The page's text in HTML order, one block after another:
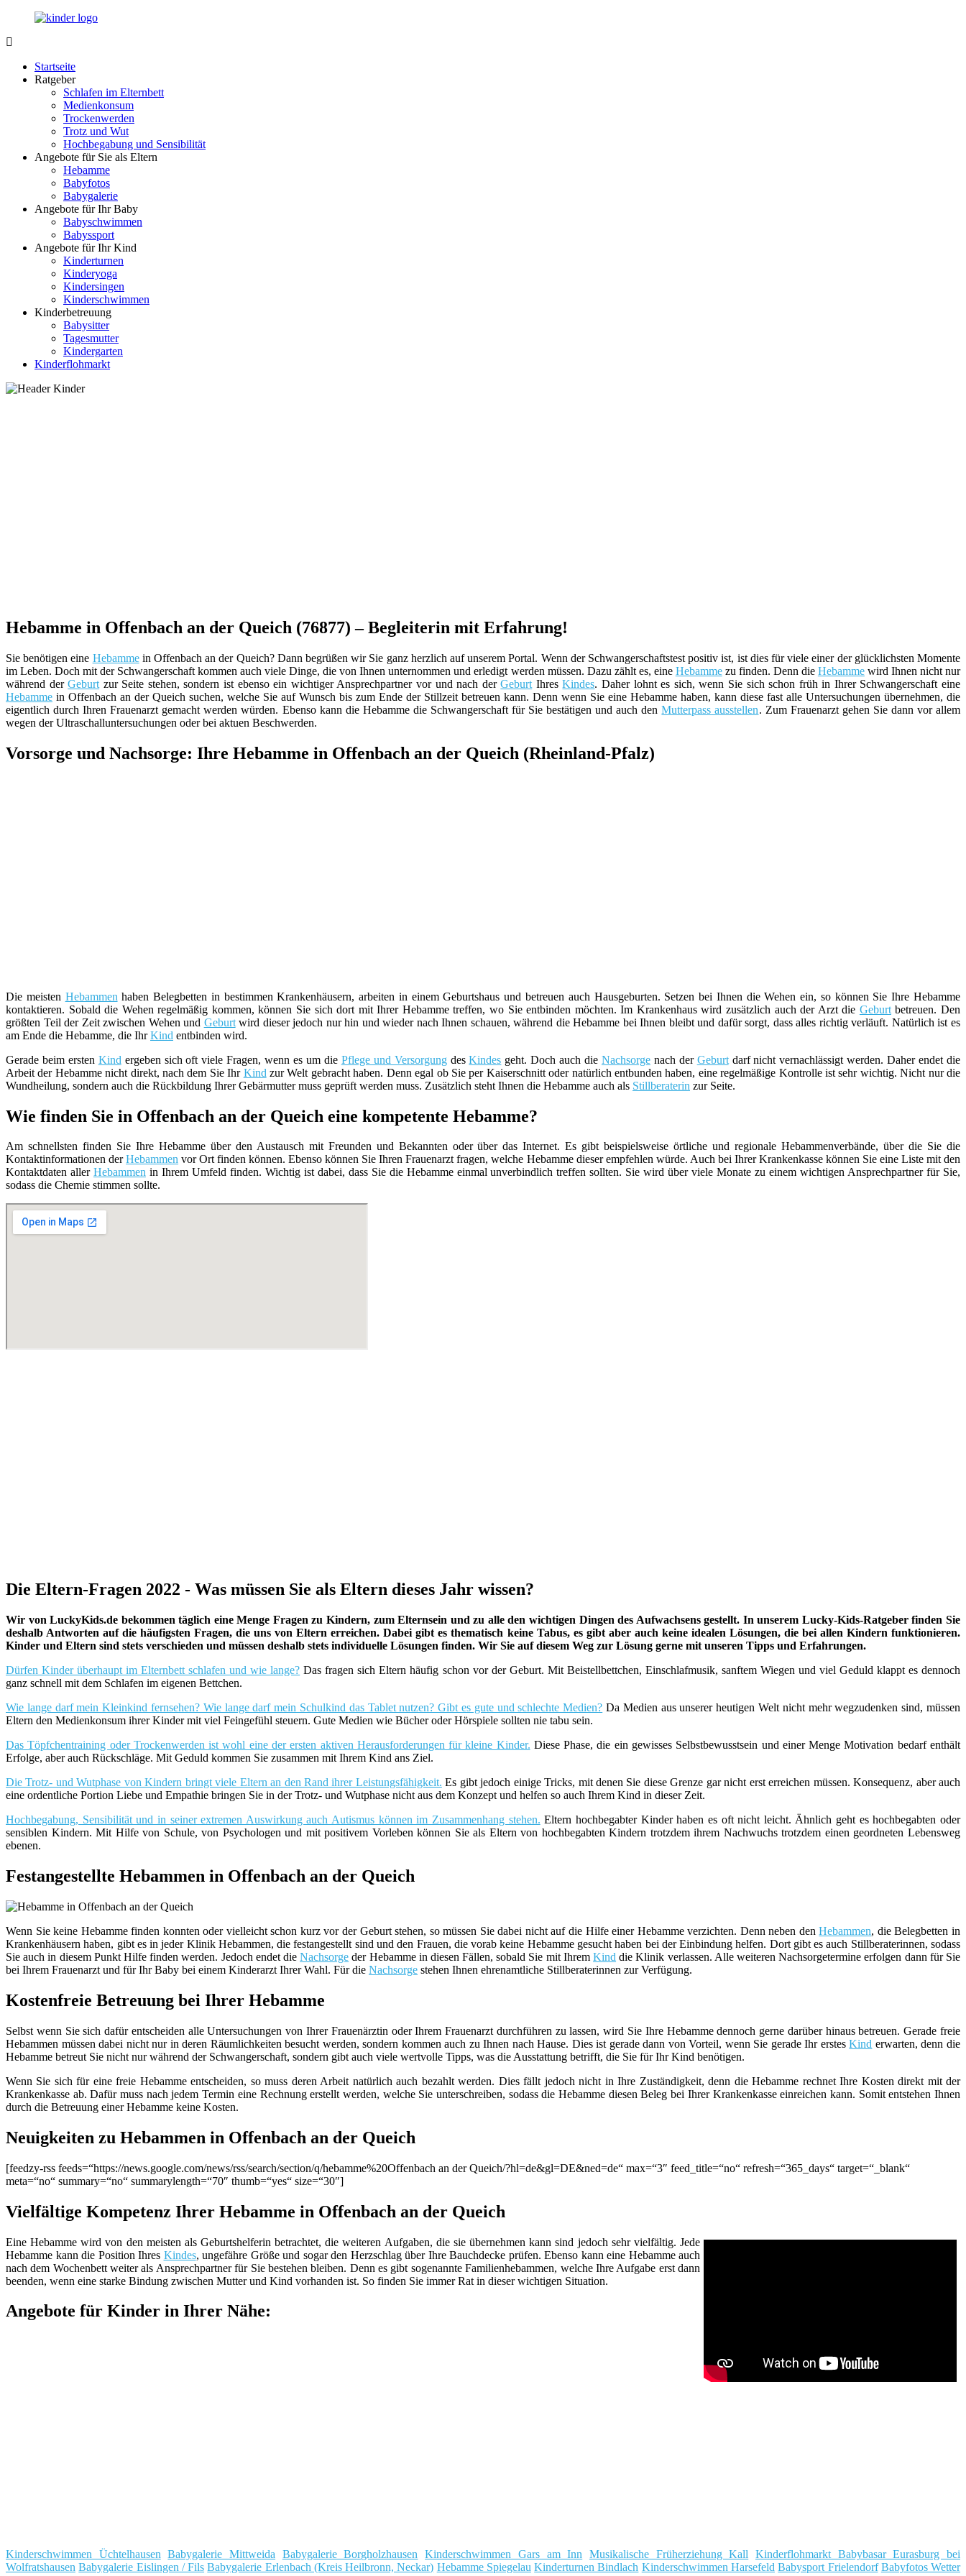
Zurück
Inhalt
Portal
Nachwuchs
Startseite
Ratgeber
Schlafen im Elternbett
Medienkonsum
Trockenwerden
Trotz und Wut
Hochbegabung und Sensibilität
Angebote für Sie als Eltern
Hebamme
Babyfotos
Babygalerie
Angebote für Ihr Baby
Babyschwimmen
Babyssport
Angebote für Ihr Kind
Kinderturnen
Kinderyoga
Kindersingen
Kinderschwimmen
Kinderbetreuung
Babysitter
Tagesmutter
Kindergarten
Kinderflohmarkt
Hebamme in Offenbach an der Queich (76877) – Begleiterin mit Erfahrung!
Sie benötigen eine Hebammein Offenbach an der Queich? Dann begrüßen wir Sie ganz herzlich auf unserem Portal. Wenn der Schwangerschaftstest positiv ist, ist dies für viele einer der glücklichsten Momente
im Leben. Doch mit der Schwangerschaft kommen auch viele Dinge, die von Ihnen unternommen und erledigt werden müssen. Dazu zählt es, eine Hebammezu finden. Denn die Hebammewird Ihnen nicht nur
während derGeburt zur Seite stehen, sondern ist ebenso ein wichtiger Ansprechpartner vor und nach derGeburt IhresKindes. Daher lohnt es sich, wenn Sie sich schon früh in Ihrer Schwangerschaft eine
Hebamme in Offenbach an der Queich suchen, welche Sie auf Wunsch bis zum Ende der Stillzeit betreuen kann. Denn wenn Sie eine Hebamme haben, kann diese fast alle Untersuchungen übernehmen, die
eigentlich durch Ihren Frauenarzt gemacht werden würden. Ebenso kann die Hebamme die Schwangerschaft für Sie bestätigen und auch denMutterpass ausstellen. Zum Frauenarzt gehen Sie dann vor allem
wegen der Ultraschalluntersuchungen oder bei aktuen Beschwerden.
Vorsorge und Nachsorge: Ihre Hebamme in Offenbach an der Queich (Rheinland-Pfalz)
Die meisten Hebammen haben Belegbetten in bestimmen Krankenhäusern, arbeiten in einem Geburtshaus und betreuen auch Hausgeburten. Setzen bei Ihnen die Wehen ein, so können Sie Ihre Hebamme
kontaktieren. Sobald die Wehen regelmäßig kommen, können Sie sich dort mit Ihrer Hebamme treffen, wo Sie entbinden möchten. Im Krankenhaus wird zusätzlich auch der Arzt die Geburtbetreuen. Den
größten Teil der Zeit zwischen Wehen und Geburtwird dieser jedoch nur hin und wieder nach Ihnen schauen, während die Hebamme bei Ihnen bleibt und dafür sorgt, dass alles richtig verläuft. Natürlich ist es
am Ende die Hebamme, die IhrKind entbinden wird.
Gerade beim ersten Kind ergeben sich oft viele Fragen, wenn es um die Pflege und VersorgungdesKindes geht. Doch auch die Nachsorgenach der Geburtdarf nicht vernachlässigt werden. Daher endet die
Arbeit der Hebamme nicht direkt, nach dem Sie Ihr Kind zur Welt gebracht haben. Denn egal ob Sie per Kaiserschnitt oder natürlich entbunden haben, eine regelmäßige Kontrolle ist sehr wichtig. Nicht nur die
Wundheilung, sondern auch die Rückbildung Ihrer Gebärmutter muss geprüft werden muss. Zusätzlich steht Ihnen die Hebamme auch als Stillberaterin zur Seite.
Wie finden Sie in Offenbach an der Queich eine kompetente Hebamme?
Am schnellsten finden Sie Ihre Hebamme über den Austausch mit Freunden und Bekannten oder über das Internet. Es gibt beispielsweise örtliche und regionale Hebammenverbände, über die Sie die
Kontaktinformationen derHebammen vor Ort finden können. Ebenso können Sie Ihren Frauenarzt fragen, welche Hebamme dieser empfehlen würde. Auch bei Ihrer Krankenkasse können Sie eine Liste mit den
Kontaktdaten aller Hebammenin Ihrem Umfeld finden. Wichtig ist dabei, dass Sie die Hebamme einmal unverbindlich treffen sollten. Sie wird über viele Monate zu einem wichtigen Ansprechpartner für Sie,
sodass die Chemie stimmen sollte.
Die Eltern-Fragen 2022 - Was müssen Sie als Eltern dieses Jahr wissen?
Wir von LuckyKids.de bekommen täglich eine Menge Fragen zu Kindern, zum Elternsein und zu alle den wichtigen Dingen des Aufwachsens gestellt. In unserem Lucky-Kids-Ratgeber finden Sie
deshalb Antworten auf die häufigsten Fragen, die uns von Eltern erreichen. Dabei gibt es thematisch keine Tabus, es gibt aber auch keine idealen Lösungen, die bei allen Kindern funktionieren.
Kinder und Eltern sind stets verschieden und müssen deshalb stets individuelle Lösungen finden. Wir Sie auf diesem Weg zur Lösung gerne mit unseren Tipps und Erfahrungen.
Dürfen Kinder überhaupt im Elternbett schlafen und wie lange? Das fragen sich Eltern häufig schon vor der Geburt. Mit Beistellbettchen, Einschlafmusik, sanftem Wiegen und viel Geduld klappt es dennoch
ganz schnell mit dem Schlafen im eigenen Bettchen.
Wie lange darf mein Kleinkind fernsehen? Wie lange darf mein Schulkind das Tablet nutzen? Gibt es gute und schlechte Medien? Da Medien aus unserer heutigen Welt nicht mehr wegzudenken sind, müssen
Eltern den Medienkonsum ihrer Kinder mit viel Feingefühl steuern. Gute Medien wie Bücher oder Hörspiele sollten nie tabu sein.
Das Töpfchentraining oder Trockenwerden ist wohl eine der ersten aktiven Herausforderungen für kleine Kinder. Diese Phase, die ein gewisses Selbstbewusstsein und einer Menge Motivation bedarf enthält
Erfolge, aber auch Rückschläge. Mit Geduld kommen Sie zusammen mit Ihrem Kind ans Ziel.
Die Trotz- und Wutphase von Kindern bringt viele Eltern an den Rand ihrer Leistungsfähigkeit. Es gibt jedoch einige Tricks, mit denen Sie diese Grenze gar nicht erst erreichen müssen. Konsequenz, aber auch
eine ordentliche Portion Liebe und Empathie bringen Sie in der Trotz- und Wutphase nicht aus dem Konzept und helfen so auch Ihrem Kind in dieser Zeit.
Hochbegabung, Sensibilität und in seiner extremen Auswirkung auch Autismus können im Zusammenhang stehen. Eltern hochbegabter Kinder haben es oft nicht leicht. Ähnlich geht es hochbegabten oder
sensiblen Kindern. Mit Hilfe von Schule, von Psychologen und mit positivem Vorleben können Sie als Eltern von hochbegabten Kindern trotzdem ihrem Nachwuchs trotzdem einen geordneten Lebensweg
ebenen.
Festangestellte Hebammen in Offenbach an der Queich
Wenn Sie keine Hebamme finden konnten oder vielleicht schon kurz vor der Geburt stehen, so müssen Sie dabei nicht auf die Hilfe einer Hebamme verzichten. Denn neben denHebammen, die Belegbetten in
Krankenhäusern haben, gibt es in jeder Klinik Hebammen, die festangestellt sind und den Frauen, die vorab keine Hebamme gesucht haben bei der Einbindung helfen. Dort gibt es auch Stillberaterinnen, sodass
Sie auch in diesem Punkt Hilfe finden werden. Jedoch endet dieNachsorge der Hebamme in diesen Fällen, sobald Sie mit IhremKind die Klinik verlassen. Alle weiteren Nachsorgetermine erfolgen dann für Sie
bei Ihrem Frauenarzt und für Ihr Baby bei einem Kinderarzt Ihrer Wahl. Für die Nachsorge stehen Ihnen ehrenamtliche Stillberaterinnen zur Verfügung.
Kostenfreie Betreuung bei Ihrer Hebamme
Selbst wenn Sie sich dafür entscheiden alle Untersuchungen von Ihrer Frauenärztin oder Ihrem Frauenarzt durchführen zu lassen, wird Sie Ihre Hebamme dennoch gerne darüber hinaus betreuen. Gerade freie
Hebammen müssen dabei nicht nur in deren Räumlichkeiten besucht werden, sondern kommen auch zu Ihnen nach Hause. Dies ist gerade dann von Vorteil, wenn Sie gerade Ihr erstesKind erwarten, denn die
Hebamme betreut Sie nicht nur während der Schwangerschaft, sondern gibt auch viele wertvolle Tipps, was die Ausstattung betrifft, die Sie für Ihr Kind benötigen.
Wenn Sie sich für eine freie Hebamme entscheiden, so muss deren Arbeit natürlich auch bezahlt werden. Dies fällt jedoch nicht in Ihre Zuständigkeit, denn die Hebamme rechnet Ihre Kosten direkt mit der
Krankenkasse ab. Dafür muss nach jedem Termin eine Rechnung erstellt werden, welche Sie unterschreiben, sodass die Hebamme diesen Beleg bei Ihrer Krankenkasse einreichen kann. Somit entstehen Ihnen
durch die Betreuung einer Hebamme keine Kosten.
Neuigkeiten zu Hebammen in Offenbach an der Queich
[feedzy-rss feeds=“https://news.google.com/news/rss/search/section/q/hebamme%20Offenbach an der Queich/?hl=de&gl=DE&ned=de“ max=“3″ feed_title=“no“ refresh=“365_days“ target=“_blank“
meta=“no“ summary=“no“ summarylength=“70″ thumb=“yes“ size=“30″]
Vielfältige Kompetenz Ihrer Hebamme in Offenbach an der Queich
Eine Hebamme wird von den meisten als Geburtshelferin betrachtet, die weiteren Aufgaben, die sie übernehmen kann sind jedoch sehr vielfältig. Jede
Hebamme kann die Position Ihres Kindes, ungefähre Größe und sogar den Herzschlag über Ihre Bauchdecke prüfen. Ebenso kann eine Hebamme auch
nach dem Wochenbett weiter als Ansprechpartner für Sie bestehen bleiben. Denn es gibt sogenannte Familienhebammen, welche Ihre Aufgabe erst dann
beenden, wenn eine starke Bindung zwischen Mutter und Kind vorhanden ist. So finden Sie immer Rat in dieser wichtigen Situation.
Angebote für Kinder in Ihrer Nähe:
Kinderschwimmen Üchtelhausen Babygalerie Mittweida Babygalerie Borgholzhausen Kinderschwimmen Gars am Inn Musikalische Früherziehung Kall
Kinderflohmarkt Babybasar Eurasburg bei
Wolfratshausen Babygalerie Eislingen / Fils Babygalerie Erlenbach (Kreis Heilbronn, Neckar) Hebamme Spiegelau Kinderturnen Bindlach Kinderschwimmen Harsefeld Babysport Frielendorf Babyfotos Wetter